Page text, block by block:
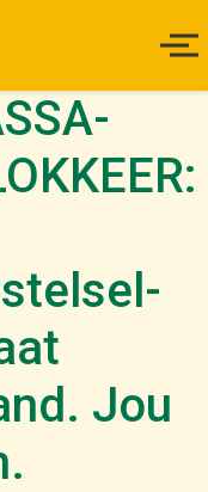
Jou